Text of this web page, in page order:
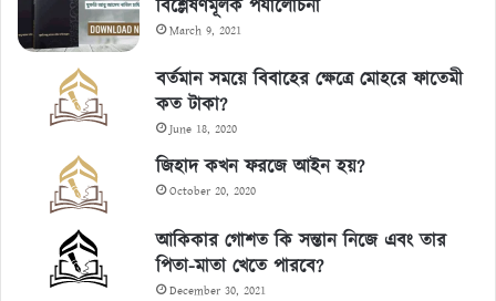
বিশ্লেষণমূলক পর্যালোচনা
March 9, 2021
বর্তমান সময়ে বিবাহের ক্ষেত্রে মোহরে ফাতেমী
কত টাকা?
June 18, 2020
জিহাদ কখন ফরজে আইন হয়?
October 20, 2020
আকিকার গোশত কি সন্তান নিজে এবং তার
পিতা-মাতা খেতে পারবে?
December 30, 2021